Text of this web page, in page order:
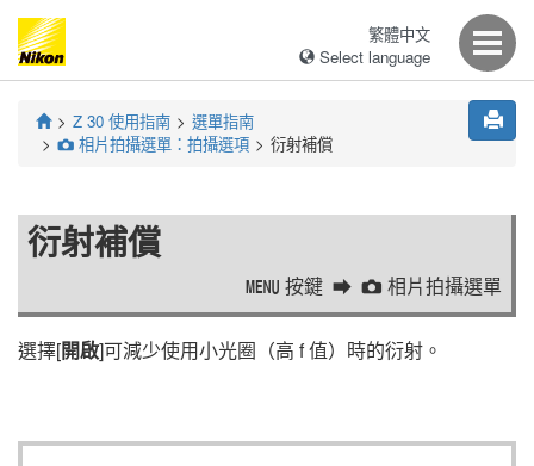
繁體中文
Select language
Z 30 使用指南 選單指南
C 相片拍攝選單：拍攝選項 衍射補償
衍射補償
G 按鍵 C 相片拍攝選單
選擇[開啟]可減少使用小光圈（高 f 值）時的衍射。